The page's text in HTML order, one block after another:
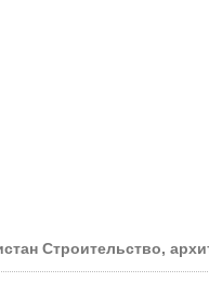
Строительство,